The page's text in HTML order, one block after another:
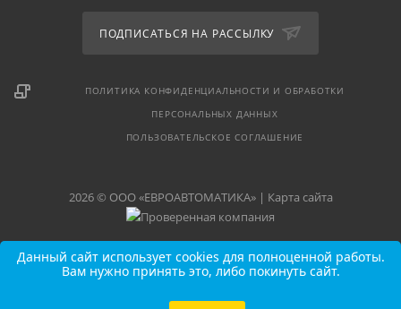
ПОДПИСАТЬСЯ НА РАССЫЛКУ
ПОЛИТИКА КОНФИДЕНЦИАЛЬНОСТИ И ОБРАБОТКИ
ПЕРСОНАЛЬНЫХ ДАННЫХ
ПОЛЬЗОВАТЕЛЬСКОЕ СОГЛАШЕНИЕ
2026 © ООО «ЕВРОАВТОМАТИКА» | Карта сайта
Данный сайт использует cookies для полноценной работы.
Вам нужно принять это, либо покинуть сайт.